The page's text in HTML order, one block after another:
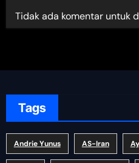
Tidak ada komentar untuk
Tags
Andrie Yunus AS-Iran